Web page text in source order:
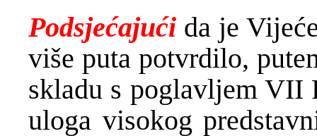
Podsjećajući da je
više puta potvrdilo,
skladu s poglavljem VII
uloga visokog